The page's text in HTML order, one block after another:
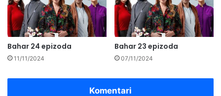
Bahar 24 epizoda
11/11/2024
Bahar 23 epizoda
07/11/2024
Komentari